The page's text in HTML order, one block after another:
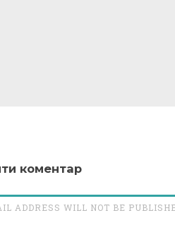
коментар
ADDRESS WILL NOT BE